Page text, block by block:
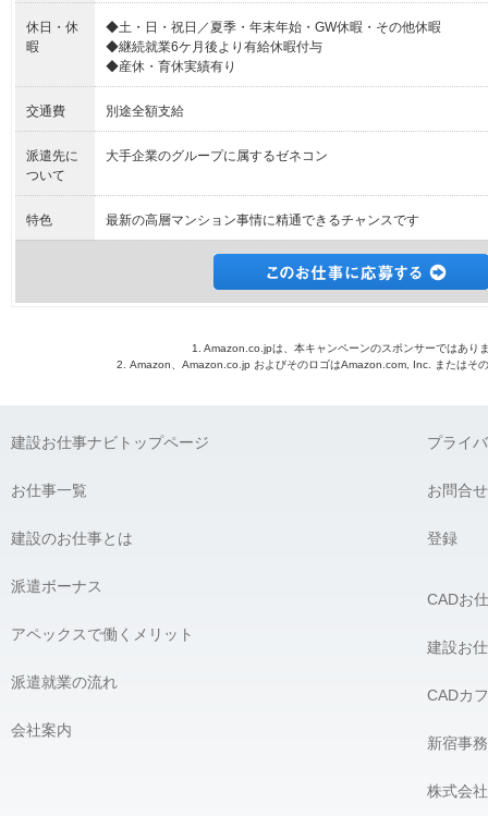
休日・休
暇
◆土・日・祝日／夏季・年末年始・GW休暇・その他休暇
◆継続就業6ケ月後より有給休暇付与
◆産休・育休実績有り
交通費 別途全額支給
派遣先に
ついて
大手企業のグループに属するゼネコン
特色 最新の高層マンション事情に精通できるチャンスです
1. Amazon.co.jpは、本キャンペーンのスポンサーではあり
2. Amazon、Amazon.co.jp およびそのロゴはAmazon.com, Inc. またはそ
建設お仕事ナビトップページ
お仕事一覧
建設のお仕事とは
派遣ボーナス
アペックスで働くメリット
派遣就業の流れ
会社案内
プライ
お問合せ
登録
CADお
建設お
CADカ
新宿事
株式会